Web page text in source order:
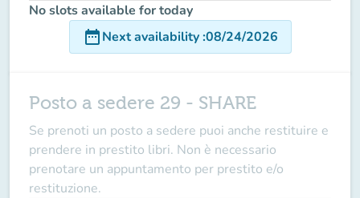
No slots available for today
date_rangeNext availability:08/24/2026
Posto a sedere 29 - SHARE
Se prenoti un posto a sedere puoi anche restituire e
prendere in prestito libri. Non è necessario
prenotare un appuntamento per prestito e/o
restituzione.